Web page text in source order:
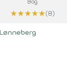
★★★★★(8)